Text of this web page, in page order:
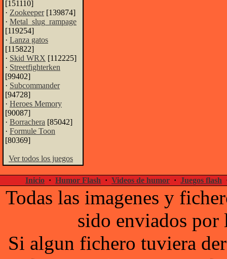
[151110]
· Zookeeper[139874]
· Metal_slug_rampage
[119254]
· Lanza gatos
[115822]
· Skid WRX [112225]
· Streetfighterken
[99402]
· Subcommander
[94728]
· Heroes Memory
[90087]
· Borrachera [85042]
· Formule Toon
[80369]
Ver todos los juegos
Inicio · Humor Flash · Videos de humor · Juegos flash
Todas las imagenes y
sido enviados por
Si algun fichero tuviera